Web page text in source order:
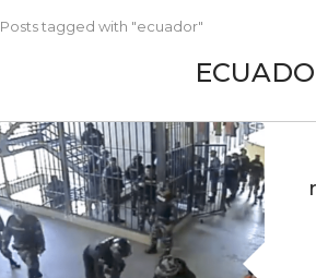
Posts tagged with "ecuador"